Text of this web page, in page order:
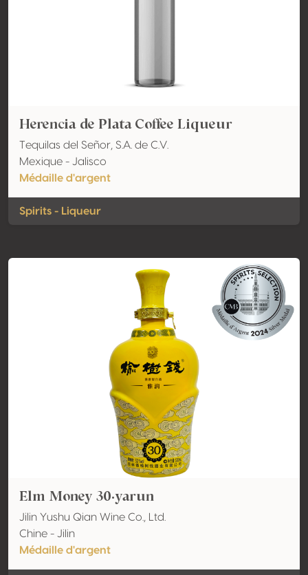
Herencia de Plata Coffee Liqueur
Tequilas del Señor, S.A. de C.V.
Mexique - Jalisco
Médaille d'argent
Spirits - Liqueur
Elm Money 30·yarun
Jilin Yushu Qian Wine Co., Ltd.
Chine - Jilin
Médaille d'argent